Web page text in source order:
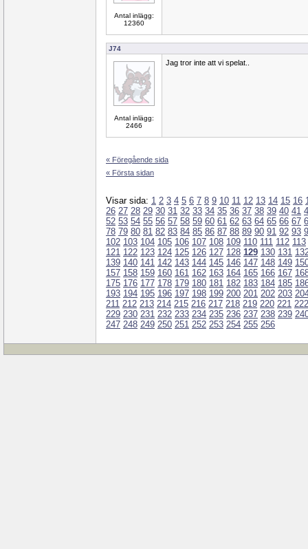
Antal inlägg:
12360
J74
Antal inlägg:
2466
Jag tror inte att vi spelat..
« Föregående sida
« Första sidan
Visar sida: 1 2 3 4 5 6 7 8 9 10 11 12 13 14 15 16
26 27 28 29 30 31 32 33 34 35 36 37 38 39 40 41
52 53 54 55 56 57 58 59 60 61 62 63 64 65 66 67
78 79 80 81 82 83 84 85 86 87 88 89 90 91 92 93
102 103 104 105 106 107 108 109 110 111 112 113
121 122 123 124 125 126 127 128 129 130 131
139 140 141 142 143 144 145 146 147 148 149
157 158 159 160 161 162 163 164 165 166 167
175 176 177 178 179 180 181 182 183 184 185
193 194 195 196 197 198 199 200 201 202 203
211 212 213 214 215 216 217 218 219 220 221 222
229 230 231 232 233 234 235 236 237 238 239
247 248 249 250 251 252 253 254 255 256